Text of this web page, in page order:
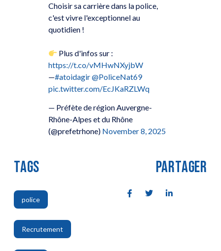
Choisir sa carrière dans la police,
c'est vivre l'exceptionnel au
quotidien !
Plus d'infos sur :
https://t.co/vMHwNXyjbW
—#atoidagir@PoliceNat69
pic.twitter.com/EcJKaRZLWq
— Préfète de région Auvergne-
Rhône-Alpes et du Rhône
(@prefetrhone) November 8, 2025
TAGS
police
,
Recrutement
,
PARTAGER